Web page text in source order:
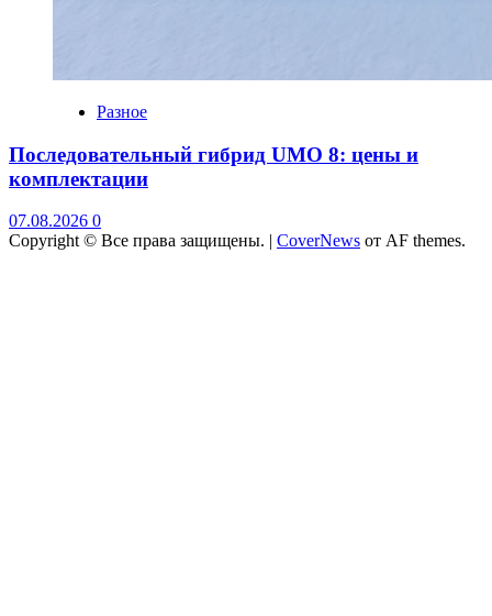
Разное
Последовательный гибрид UMO 8: цены и
комплектации
07.08.2026 0
Copyright © Все права защищены. | CoverNews от AF themes.